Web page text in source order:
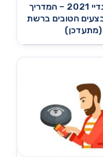
סייבר מאנדיי 2021 – המדריך
הטובים ברשת
(מתעדכן)